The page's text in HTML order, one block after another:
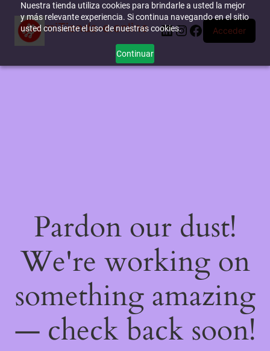
Nuestra tienda utiliza cookies para brindarle a usted la mejor
y más relevante experiencia. Si continua navegando en el sitio
usted consiente el uso de nuestras cookies.
Continuar
miTienda-e.online LinkedIn
Instagram
Facebook
Acceder
Pardon our dust!
We're working on
something amazing
— check back soon!